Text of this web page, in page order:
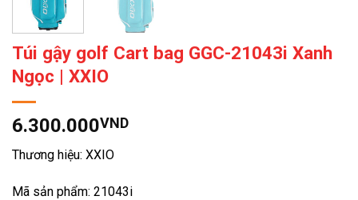
Túi gậy golf Cart bag GGC-21043i Xanh
Ngọc | XXIO
6.300.000VND
Thương hiệu: XXIO
Mã sản phẩm: 21043i